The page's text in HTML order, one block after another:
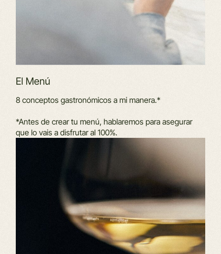
El Menú
8 conceptos gastronómicos a mi manera.*
*Antes de crear tu menú, hablaremos para asegurar
que lo vais a disfrutar al 100%.